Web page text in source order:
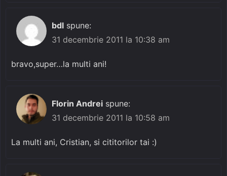
bdl spune:
31 decembrie 2011 la 10:38 am
bravo,super…la multi ani!
Florin Andrei spune:
31 decembrie 2011 la 10:58 am
La multi ani, Cristian, si cititorilor tai :)